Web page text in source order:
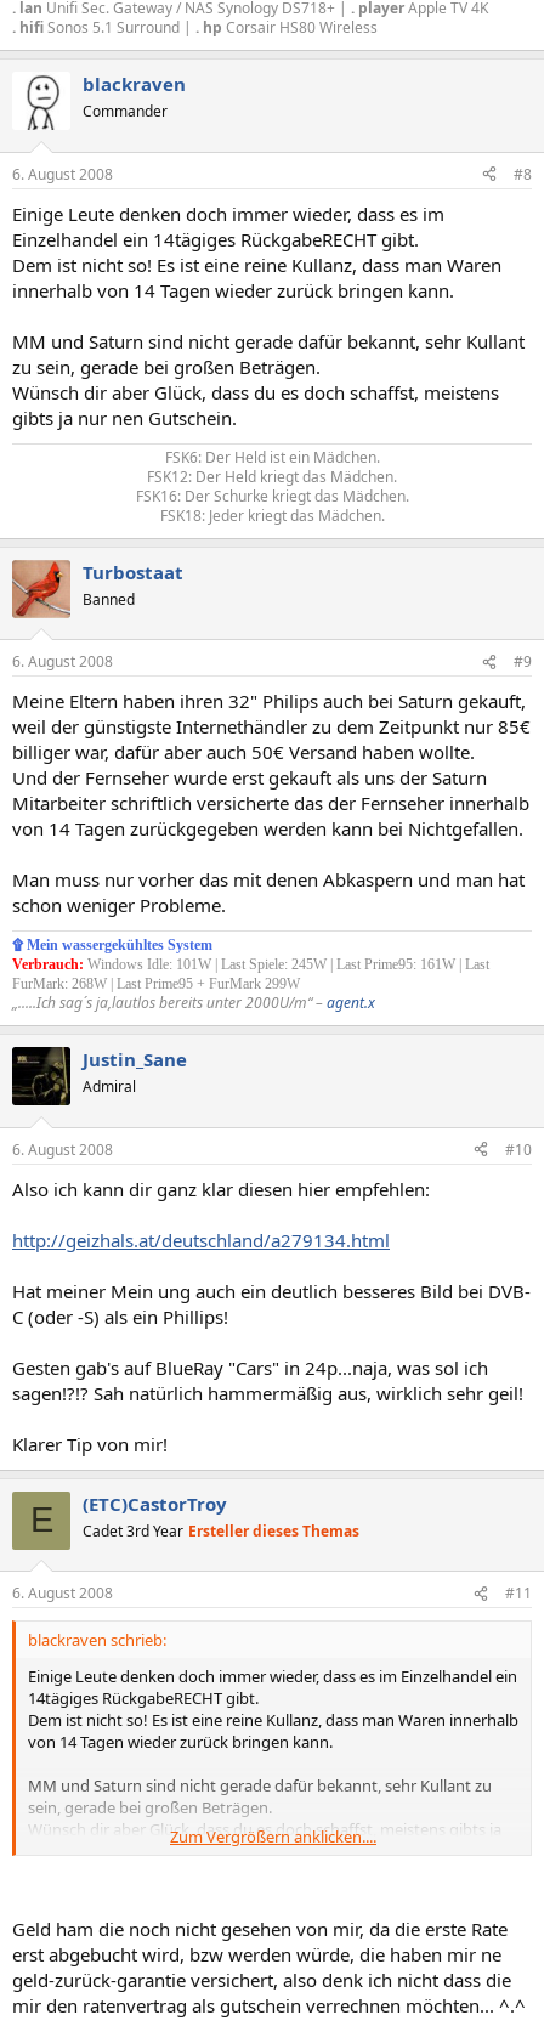
. lan Unifi Sec. Gateway / NAS Synology DS718+ | . playerApple TV 4K
. hifiSonos 5.1 Surround | . hp Corsair HS80 Wireless
blackraven
Commander
6. August 2008 #8
Einige Leute denken doch immer wieder, dass es im
Einzelhandel ein 14tägiges RückgabeRECHT gibt.
Dem ist nicht so! Es ist eine reine Kullanz, dass man Waren
innerhalb von 14 Tagen wieder zurück bringen kann.
MM und Saturn sind nicht gerade dafür bekannt, sehr Kullant
zu sein, gerade bei großen Beträgen.
Wünsch dir aber Glück, dass du es doch schaffst, meistens
gibts ja nur nen Gutschein.
FSK6: Der Held ist ein Mädchen.
FSK12: Der Held kriegt das Mädchen.
FSK16: Der Schurke kriegt das Mädchen.
FSK18: Jeder kriegt das Mädchen.​
Turbostaat
Banned
6. August 2008 #9
Meine Eltern haben ihren 32" Philips auch bei Saturn gekauft,
weil der günstigste Internethändler zu dem Zeitpunkt nur 85€
billiger war, dafür aber auch 50€ Versand haben wollte.
Und der Fernseher wurde erst gekauft als uns der Saturn
Mitarbeiter schriftlich versicherte das der Fernseher innerhalb
von 14 Tagen zurückgegeben werden kann bei Nichtgefallen.
Man muss nur vorher das mit denen Abkaspern und man hat
schon weniger Probleme.
۩ Mein wassergekühltes System
Verbrauch: Windows Idle: 101W | Last Spiele: 245W | Last Prime95: 161W | Last
FurMark: 268W | Last Prime95 + FurMark 299W
„.....Ich sag´s ja,lautlos bereits unter 2000U/m“ –agent.x
Justin_Sane
Admiral
6. August 2008 #10
Also ich kann dir ganz klar diesen hier empfehlen:
http://geizhals.at/deutschland/a279134.html
Hat meiner Mein ung auch ein deutlich besseres Bild bei DVB-
C (oder -S) als ein Phillips!
Gesten gab's auf BlueRay "Cars" in 24p...naja, was sol ich
sagen!?!? Sah natürlich hammermäßig aus, wirklich sehr geil!
Klarer Tip von mir!
E (ETC)CastorTroy
Cadet 3rd Year Ersteller dieses Themas
6. August 2008 #11
blackraven schrieb:
Einige Leute denken doch immer wieder, dass es im Einzelhandel ein
14tägiges RückgabeRECHT gibt.
Dem ist nicht so! Es ist eine reine Kullanz, dass man Waren innerhalb
von 14 Tagen wieder zurück bringen kann.
MM und Saturn sind nicht gerade dafür bekannt, sehr Kullant zu
sein, gerade bei großen Beträgen.
Wünsch dir aber Glück, dass du es doch schaffst, meistens gibts ja
nur nen Gutschein.
Zum Vergrößern anklicken....
Geld ham die noch nicht gesehen von mir, da die erste Rate
erst abgebucht wird, bzw werden würde, die haben mir ne
geld-zurück-garantie versichert, also denk ich nicht dass die
mir den ratenvertrag als gutschein verrechnen möchten... ^.^